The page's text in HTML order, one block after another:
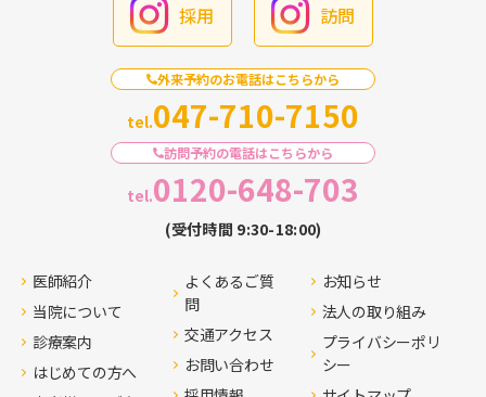
採用 訪問
外来予約のお電話はこちらから
tel.047-710-7150
訪問予約の電話はこちらから
tel.0120-648-703
(受付時間 9:30-18:00)
医師紹介
当院について
診療案内
はじめての方へ
よくあるご質
問
交通アクセス
お問い合わせ
お知らせ
法人の取り組み
プライバシーポリ
シー